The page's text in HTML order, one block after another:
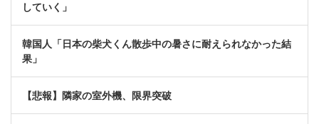
していく」
韓国人「日本の柴犬くん散歩中の暑さに耐えられなかった結
果」
【悲報】隣家の室外機、限界突破